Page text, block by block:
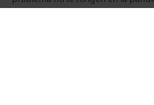
durant i després d’aquesta. Per